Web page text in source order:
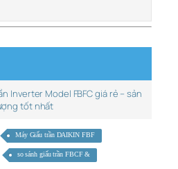
Inverter Model FBFC giá rẻ – sản
tốt nhất
Máy Giấu trần DAIKIN FBF
so sánh giấu trần FBCF &